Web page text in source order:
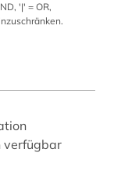
'|' = OR,
verfügbar